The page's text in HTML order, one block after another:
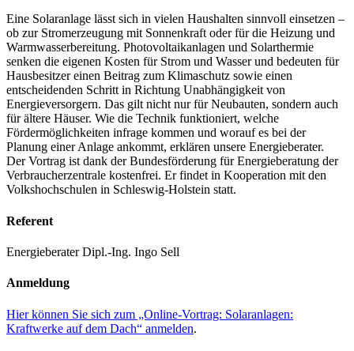
Eine Solaranlage lässt sich in vielen Haushalten sinnvoll einsetzen –
ob zur Stromerzeugung mit Sonnenkraft oder für die Heizung und
Warmwasserbereitung. Photovoltaikanlagen und Solarthermie
senken die eigenen Kosten für Strom und Wasser und bedeuten für
Hausbesitzer einen Beitrag zum Klimaschutz sowie einen
entscheidenden Schritt in Richtung Unabhängigkeit von
Energieversorgern. Das gilt nicht nur für Neubauten, sondern auch
für ältere Häuser. Wie die Technik funktioniert, welche
Fördermöglichkeiten infrage kommen und worauf es bei der
Planung einer Anlage ankommt, erklären unsere Energieberater.
Der Vortrag ist dank der Bundesförderung für Energieberatung der
Verbraucherzentrale kostenfrei. Er findet in Kooperation mit den
Volkshochschulen in Schleswig-Holstein statt.
Referent
Energieberater Dipl.-Ing. Ingo Sell
Anmeldung
Hier können Sie sich zum „Online-Vortrag: Solaranlagen:
Kraftwerke auf dem Dach“ anmelden.